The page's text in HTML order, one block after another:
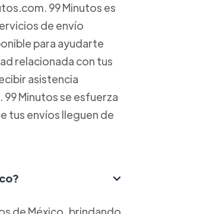
99 Minutos es
de envío
para ayudarte
relacionada con tus
asistencia
Minutos se esfuerza
tus envíos lleguen de